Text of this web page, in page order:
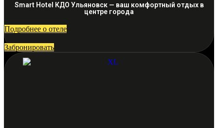
Smart Hotel КДО Ульяновск — ваш комфортный отдых в
центре города
Подробнее о отеле
Забронировать